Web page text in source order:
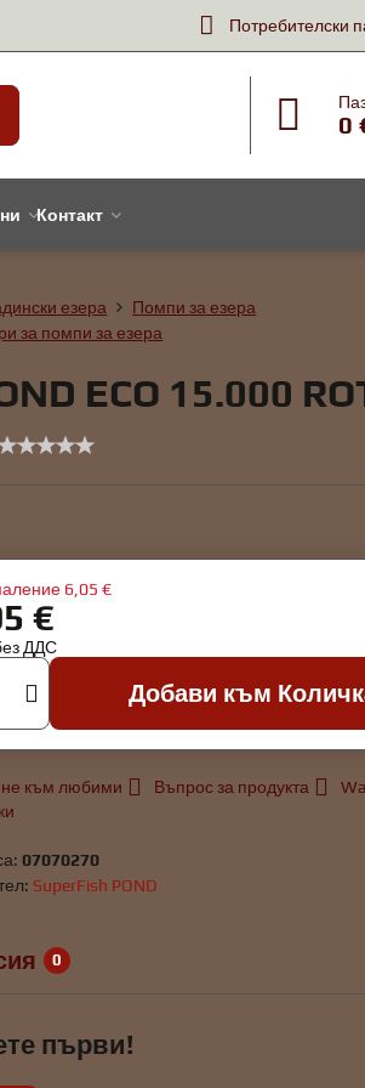
Потребителски
0
Контакт
езера
Помпи за езера
за помпи за езера
ECO 15.000
6,05 €
€
ДДС
Добави към
към любими Въпрос за продукта
07070270
SuperFish POND
0
първи!